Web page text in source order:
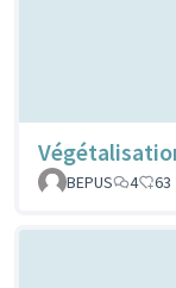
BEPUS
4 63